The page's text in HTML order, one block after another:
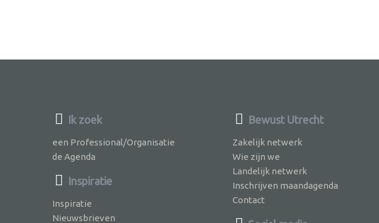
Ik zoek
een Professional/Organisatie
de Agenda
Inspiratie
Inspiratie
Nieuwsbrieven
Bewust Utrecht
Zakelijk netwerk
Wie zijn we
Landelijk netwerk
Inschrijven maandagenda
Contact